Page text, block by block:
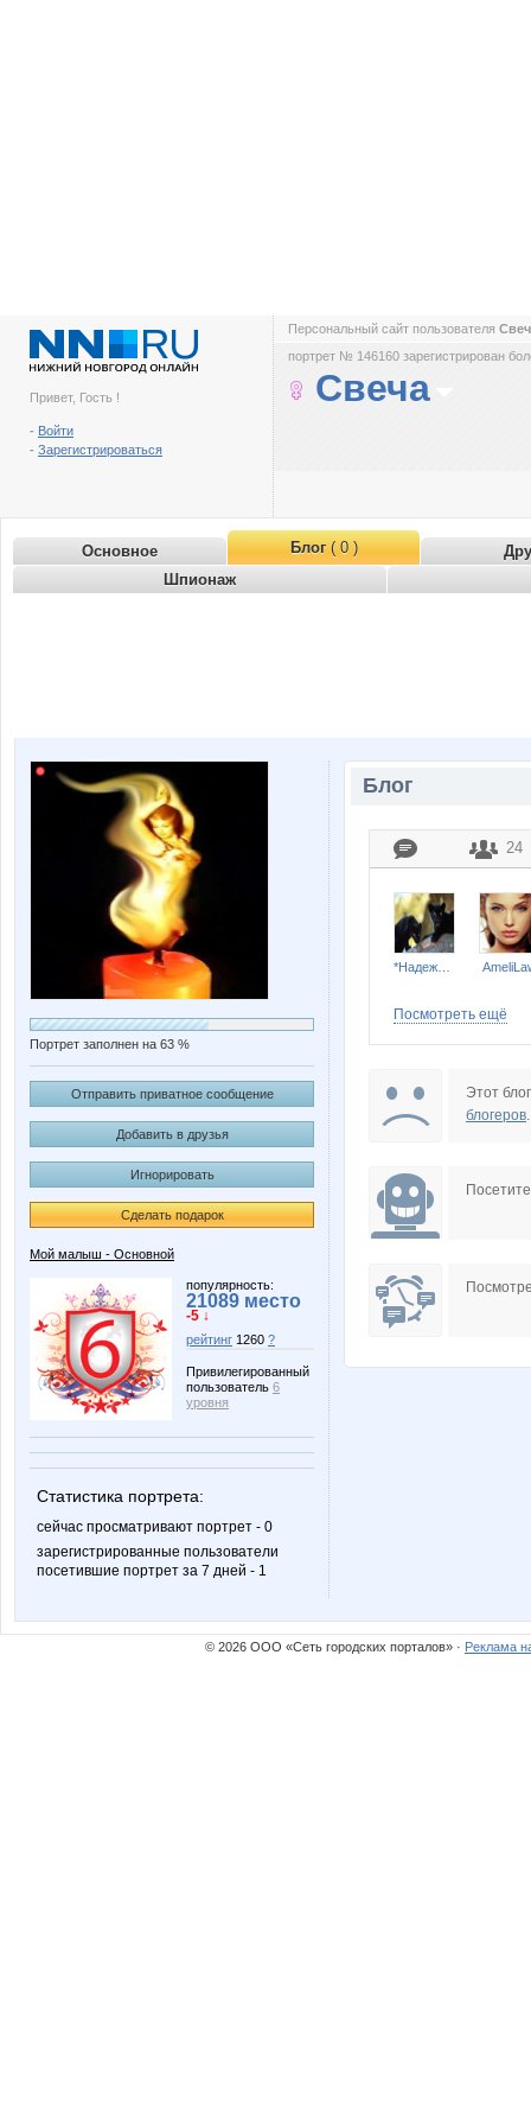
Привет, Гость !
- Войти
- Зарегистрироваться
Персональный сайт пользователя
портрет № 146160 зарегистрирован
Свеча
Основное Блог( 0 )
Шпионаж
Портрет заполнен на 63 %
Отправить приватное сообщение
Добавить в друзья
Игнорировать
Сделать подарок
Мой малыш - Основной
популярность:
21089 место
-5 ↓
рейтинг 1260 ?
Привилегированный
пользователь 6
уровня
Статистика портрета:
сейчас просматривают портрет - 0
зарегистрированные пользователи
посетившие портрет за 7 дней - 1
Блог
24
Ocelot
Tropicana
Посмотреть ещё
Этот
блогеров.
© 2026 ООО «Сеть городских порталов» · Реклама